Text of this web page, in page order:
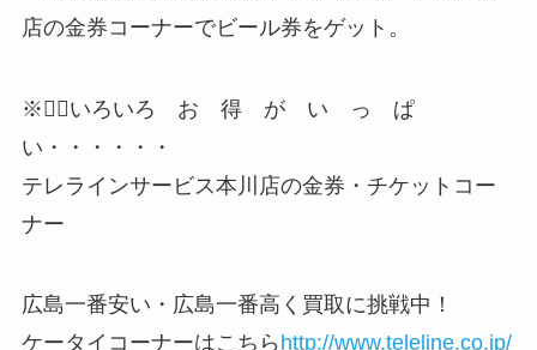
店の金券コーナーでビール券をゲット。
※🙋‍♂️いろいろ お 得 が い っ ぱ
い・・・・・・
テレラインサービス本川店の金券・チケットコー
ナー
広島一番安い・広島一番高く買取に挑戦中！
ケータイコーナーはこちら http://www.teleline.co.jp/